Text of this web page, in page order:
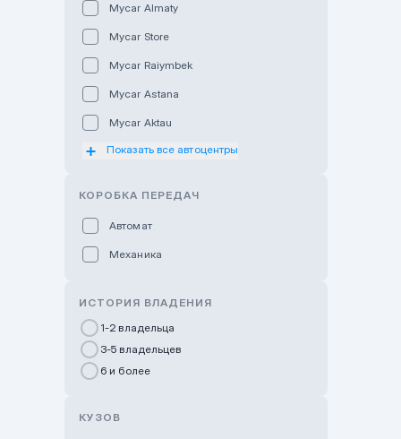
Mycar Almaty
Mycar Store
Mycar Raiymbek
Mycar Astana
Mycar Aktau
Mycar Uralsk
GWM Nurly Zhol
Chery Astana
Показать все автоцентры
КОРОБКА ПЕРЕДАЧ
Автомат
Механика
ИСТОРИЯ ВЛАДЕНИЯ
1-2 владельца
3-5 владельцев
6 и более
КУЗОВ